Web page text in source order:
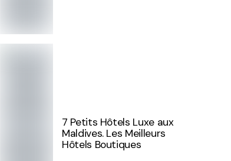
7 Petits Hôtels Luxe aux
Maldives. Les Meilleurs
Hôtels Boutiques